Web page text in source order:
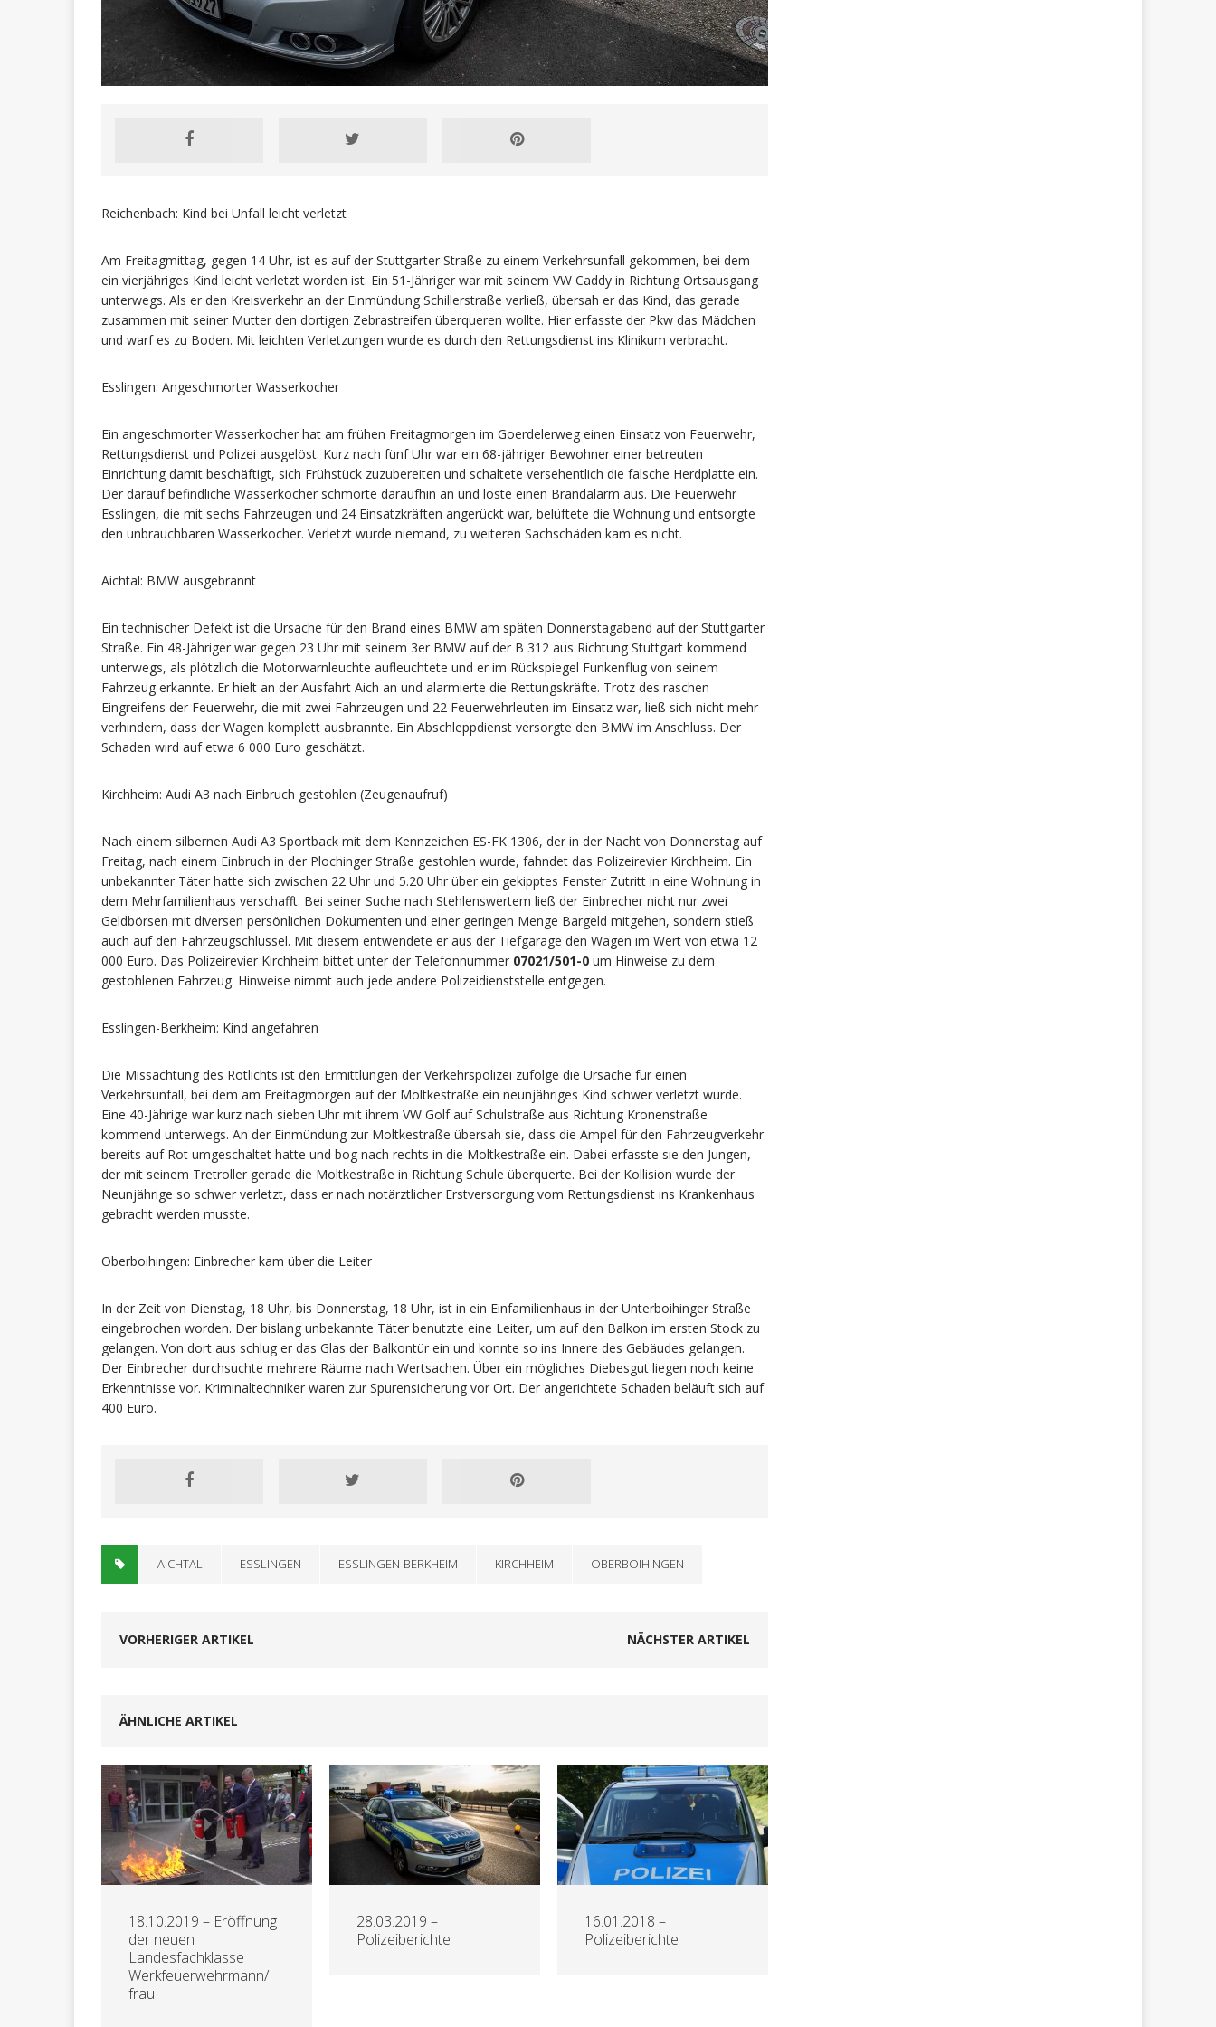
Reichenbach: Kind bei Unfall leicht verletzt
Am Freitagmittag, gegen 14 Uhr, ist es auf der Stuttgarter Straße zu einem Verkehrsunfall gekommen, bei dem
ein vierjähriges Kind leicht verletzt worden ist. Ein 51-Jähriger war mit seinem VW Caddy in Richtung Ortsausgang
unterwegs. Als er den Kreisverkehr an der Einmündung Schillerstraße verließ, übersah er das Kind, das gerade
zusammen mit seiner Mutter den dortigen Zebrastreifen überqueren wollte. Hier erfasste der Pkw das Mädchen
und warf es zu Boden. Mit leichten Verletzungen wurde es durch den Rettungsdienst ins Klinikum verbracht.
Esslingen: Angeschmorter Wasserkocher
Ein angeschmorter Wasserkocher hat am frühen Freitagmorgen im Goerdelerweg einen Einsatz von Feuerwehr,
Rettungsdienst und Polizei ausgelöst. Kurz nach fünf Uhr war ein 68-jähriger Bewohner einer betreuten
Einrichtung damit beschäftigt, sich Frühstück zuzubereiten und schaltete versehentlich die falsche Herdplatte ein.
Der darauf befindliche Wasserkocher schmorte daraufhin an und löste einen Brandalarm aus. Die Feuerwehr
Esslingen, die mit sechs Fahrzeugen und 24 Einsatzkräften angerückt war, belüftete die Wohnung und entsorgte
den unbrauchbaren Wasserkocher. Verletzt wurde niemand, zu weiteren Sachschäden kam es nicht.
Aichtal: BMW ausgebrannt
Ein technischer Defekt ist die Ursache für den Brand eines BMW am späten Donnerstagabend auf der Stuttgarter
Straße. Ein 48-Jähriger war gegen 23 Uhr mit seinem 3er BMW auf der B 312 aus Richtung Stuttgart kommend
unterwegs, als plötzlich die Motorwarnleuchte aufleuchtete und er im Rückspiegel Funkenflug von seinem
Fahrzeug erkannte. Er hielt an der Ausfahrt Aich an und alarmierte die Rettungskräfte. Trotz des raschen
Eingreifens der Feuerwehr, die mit zwei Fahrzeugen und 22 Feuerwehrleuten im Einsatz war, ließ sich nicht mehr
verhindern, dass der Wagen komplett ausbrannte. Ein Abschleppdienst versorgte den BMW im Anschluss. Der
Schaden wird auf etwa 6 000 Euro geschätzt.
Kirchheim: Audi A3 nach Einbruch gestohlen (Zeugenaufruf)
Nach einem silbernen Audi A3 Sportback mit dem Kennzeichen ES-FK 1306, der in der Nacht von Donnerstag auf
Freitag, nach einem Einbruch in der Plochinger Straße gestohlen wurde, fahndet das Polizeirevier Kirchheim. Ein
unbekannter Täter hatte sich zwischen 22 Uhr und 5.20 Uhr über ein gekipptes Fenster Zutritt in eine Wohnung in
dem Mehrfamilienhaus verschafft. Bei seiner Suche nach Stehlenswertem ließ der Einbrecher nicht nur zwei
Geldbörsen mit diversen persönlichen Dokumenten und einer geringen Menge Bargeld mitgehen, sondern stieß
auch auf den Fahrzeugschlüssel. Mit diesem entwendete er aus der Tiefgarage den Wagen im Wert von etwa 12
000 Euro. Das Polizeirevier Kirchheim bittet unter der Telefonnummer 07021/501-0 um Hinweise zu dem
gestohlenen Fahrzeug. Hinweise nimmt auch jede andere Polizeidienststelle entgegen.
Esslingen-Berkheim: Kind angefahren
Die Missachtung des Rotlichts ist den Ermittlungen der Verkehrspolizei zufolge die Ursache für einen
Verkehrsunfall, bei dem am Freitagmorgen auf der Moltkestraße ein neunjähriges Kind schwer verletzt wurde.
Eine 40-Jährige war kurz nach sieben Uhr mit ihrem VW Golf auf Schulstraße aus Richtung Kronenstraße
kommend unterwegs. An der Einmündung zur Moltkestraße übersah sie, dass die Ampel für den Fahrzeugverkehr
bereits auf Rot umgeschaltet hatte und bog nach rechts in die Moltkestraße ein. Dabei erfasste sie den Jungen,
der mit seinem Tretroller gerade die Moltkestraße in Richtung Schule überquerte. Bei der Kollision wurde der
Neunjährige so schwer verletzt, dass er nach notärztlicher Erstversorgung vom Rettungsdienst ins Krankenhaus
gebracht werden musste.
Oberboihingen: Einbrecher kam über die Leiter
In der Zeit von Dienstag, 18 Uhr, bis Donnerstag, 18 Uhr, ist in ein Einfamilienhaus in der Unterboihinger Straße
eingebrochen worden. Der bislang unbekannte Täter benutzte eine Leiter, um auf den Balkon im ersten Stock zu
gelangen. Von dort aus schlug er das Glas der Balkontür ein und konnte so ins Innere des Gebäudes gelangen.
Der Einbrecher durchsuchte mehrere Räume nach Wertsachen. Über ein mögliches Diebesgut liegen noch keine
Erkenntnisse vor. Kriminaltechniker waren zur Spurensicherung vor Ort. Der angerichtete Schaden beläuft sich auf
400 Euro.
AICHTAL ESSLINGEN ESSLINGEN-BERKHEIM KIRCHHEIM OBERBOIHINGEN
VORHERIGER ARTIKEL NÄCHSTER ARTIKEL
ÄHNLICHE ARTIKEL
18.10.2019 – Eröffnung
der neuen
Landesfachklasse
Werkfeuerwehrmann/
frau
28.03.2019 –
Polizeiberichte
16.01.2018 –
Polizeiberichte